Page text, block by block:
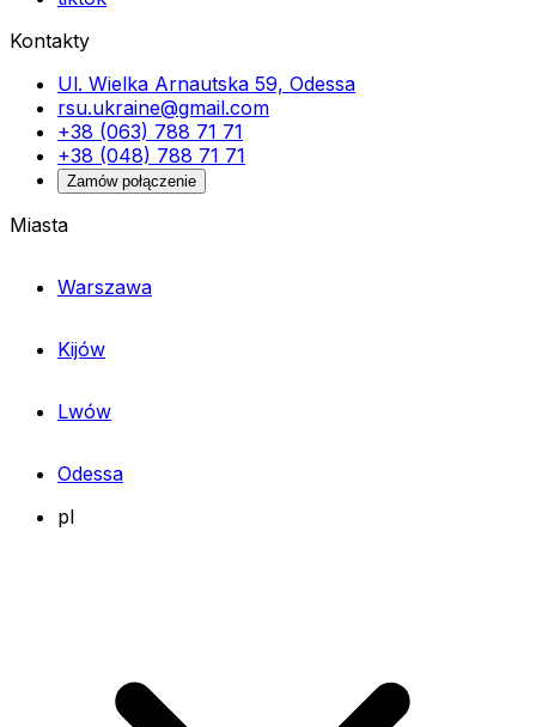
Kontakty
Ul. Wielka Arnautska 59, Odessa
rsu.ukraine@gmail.com
+38 (063) 788 71 71
+38 (048) 788 71 71
Zamów połączenie
Miasta
Warszawa
Kijów
Lwów
Odessa
pl